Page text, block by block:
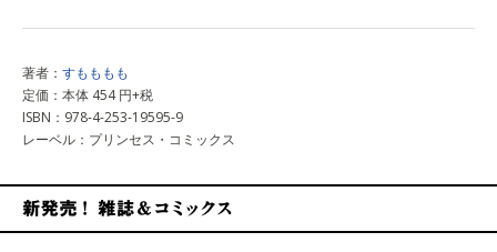
著者： すもももも
定価：本体 454 円+税
ISBN：978-4-253-19595-9
レーベル：プリンセス・コミックス